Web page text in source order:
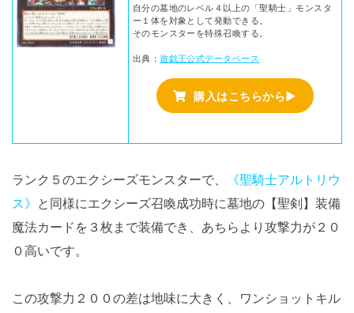
自分の墓地のレベル４以上の「聖騎士」モンスタ
ー１体を対象として発動できる。
そのモンスターを特殊召喚する。
出典：遊戯王公式データベース
購入はこちらから▶
ランク５のエクシーズモンスターで、
《聖騎士アルトリウ
ス》 と同様にエクシーズ召喚成功時に墓地の【聖剣】装備
魔法カードを３枚まで装備でき、あちらより攻撃力が２０
０高いです。
この攻撃力２００の差は地味に大きく、ワンショットキル